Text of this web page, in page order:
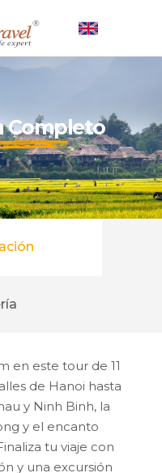
Completo
en este tour de 11
de Hanoi hasta
y Ninh Binh, la
y el encanto
tu viaje con
y una excursión